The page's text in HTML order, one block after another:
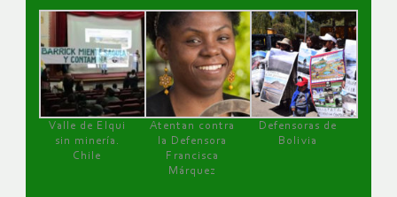
Valle de Elqui
sin minería.
Chile
Atentan contra
la Defensora
Francisca
Márquez
Defensoras de
Bolivia